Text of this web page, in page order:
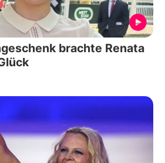
brachte Renata